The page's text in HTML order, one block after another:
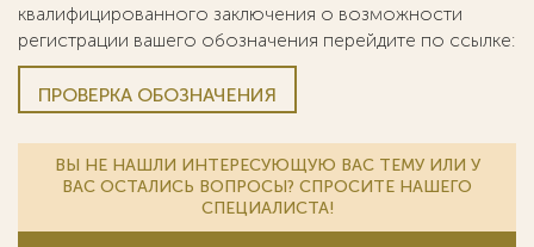
квалифицированного заключения о возможности
регистрации вашего обозначения перейдите по ссылке:
ПРОВЕРКА ОБОЗНАЧЕНИЯ
ВЫ НЕ НАШЛИ ИНТЕРЕСУЮЩУЮ ВАС ТЕМУ ИЛИ У
ВАС ОСТАЛИСЬ ВОПРОСЫ? СПРОСИТЕ НАШЕГО
СПЕЦИАЛИСТА!